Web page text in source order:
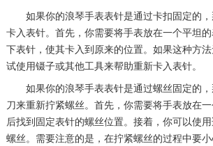
如果你的浪琴手表表针是通过卡扣固定的，
卡入表针。首先，你需要将手表放在一个平坦
下表针，使其卡入到原来的位置。如果这种方
试使用镊子或其他工具来帮助重新卡入表针。
如果你的浪琴手表表针是通过螺丝固定的，
刀来重新拧紧螺丝。首先，你需要将手表放在
后找到固定表针的螺丝位置。接着，你可以使
螺丝。需要注意的是，在拧紧螺丝的过程中要